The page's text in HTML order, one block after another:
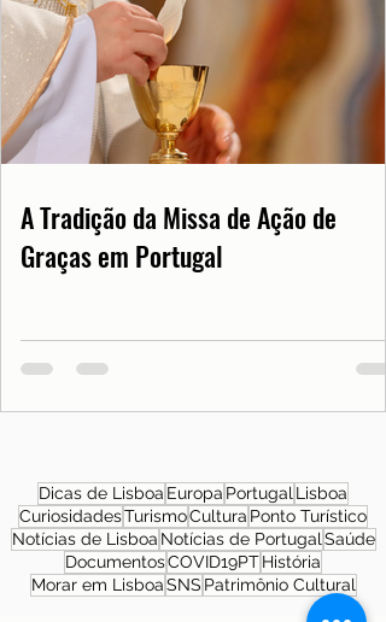
A Tradição da Missa de Ação de
Graças em Portugal
Dicas de Lisboa Europa Portugal Lisboa
CuriosidadesTurismoCultura Ponto Turístico
Notícias de Lisboa Notícias de Portugal Saúde
DocumentosCOVID19PTHistória
Morar em LisboaSNS Patrimônio Cultural